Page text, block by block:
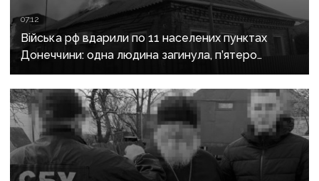
07:12
Війська рф вдарили по 11 населених пунктах
Донеччини: одна людина загинула, п’ятеро
поранені